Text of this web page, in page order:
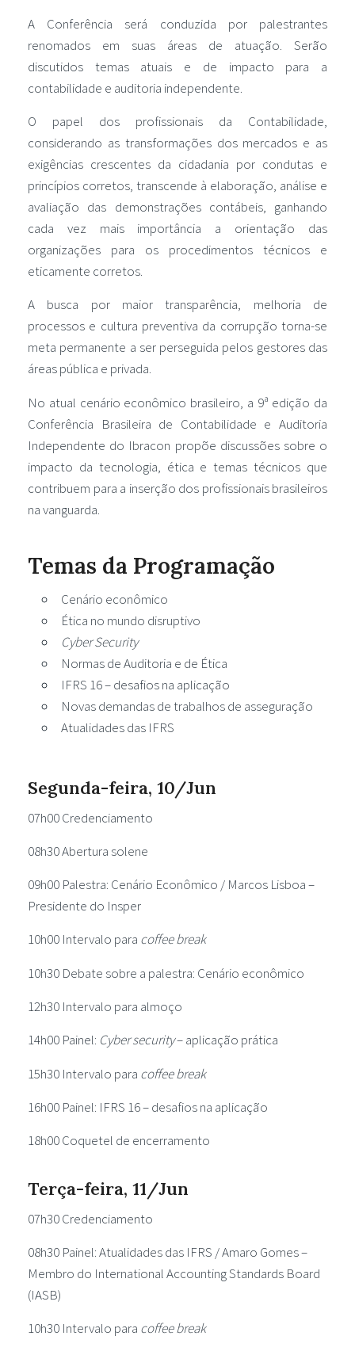
A Conferência será conduzida por palestrantes
renomados em suas áreas de atuação. Serão
discutidos temas atuais e de impacto para a
contabilidade e auditoria independente.
O papel dos profissionais da Contabilidade,
considerando as transformações dos mercados e as
exigências crescentes da cidadania por condutas e
princípios corretos, transcende à elaboração, análise e
avaliação das demonstrações contábeis, ganhando
cada vez mais importância a orientação das
organizações para os procedimentos técnicos e
eticamente corretos.
A busca por maior transparência, melhoria de
processos e cultura preventiva da corrupção torna-se
meta permanente a ser perseguida pelos gestores das
áreas pública e privada.
No atual cenário econômico brasileiro, a 9ª edição da
Conferência Brasileira de Contabilidade e Auditoria
Independente do Ibracon propõe discussões sobre o
impacto da tecnologia, ética e temas técnicos que
contribuem para a inserção dos profissionais brasileiros
na vanguarda.
Temas da Programação
Cenário econômico
Ética no mundo disruptivo
Cyber Security
Normas de Auditoria e de Ética
IFRS 16 – desafios na aplicação
Novas demandas de trabalhos de asseguração
Atualidades das IFRS
Segunda-feira, 10/Jun
07h00 Credenciamento
08h30 Abertura solene
09h00 Palestra: Cenário Econômico / Marcos Lisboa –
Presidente do Insper
10h00 Intervalo para coffee break
10h30 Debate sobre a palestra: Cenário econômico
12h30 Intervalo para almoço
14h00 Painel: Cyber security– aplicação prática
15h30 Intervalo para coffee break
16h00 Painel: IFRS 16 – desafios na aplicação
18h00 Coquetel de encerramento
Terça-feira, 11/Jun
07h30 Credenciamento
08h30 Painel: Atualidades das IFRS / Amaro Gomes –
Membro do International Accounting Standards Board
(IASB)
10h30 Intervalo para coffee break